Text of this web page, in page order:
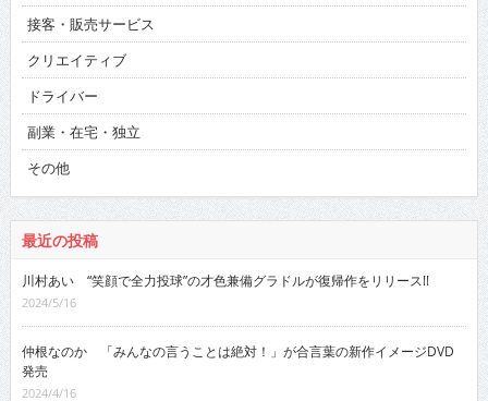
接客・販売サービス
クリエイティブ
ドライバー
副業・在宅・独立
その他
最近の投稿
川村あい “笑顔で全力投球”の才色兼備グラドルが復帰作をリリース!!
2024/5/16
仲根なのか 「みんなの言うことは絶対！」が合言葉の新作イメージDVD
発売
2024/4/16